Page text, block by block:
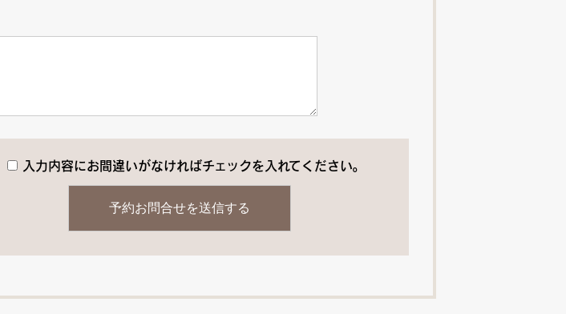
入力内容にお間違いがなければチェックを入れてください。